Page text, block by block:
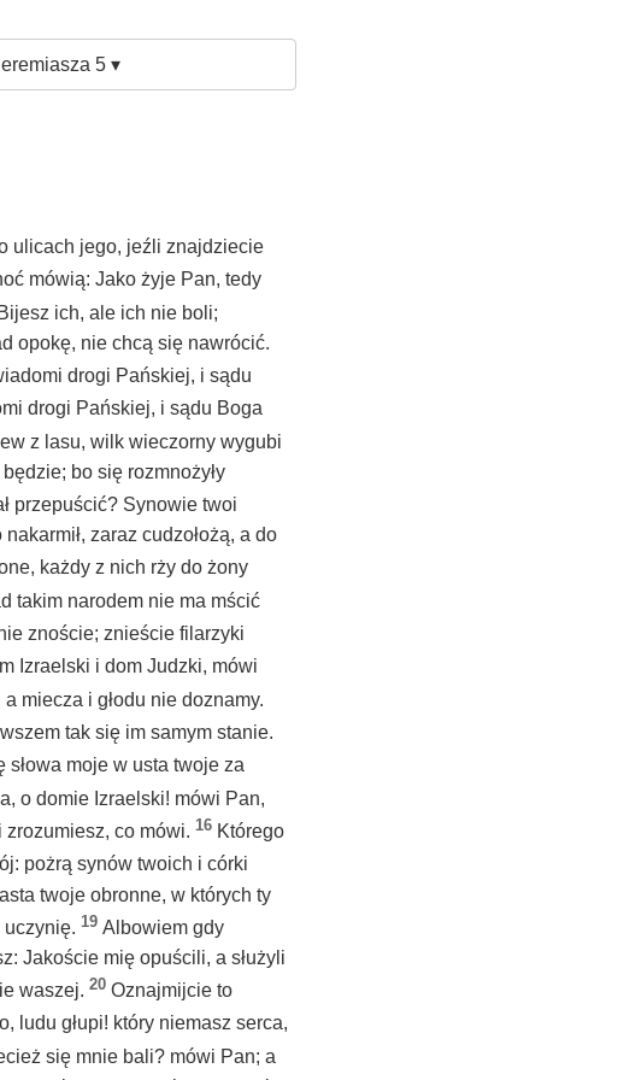
5 ▾
ulicach jego, jeźli znajdziecie
mówią: Jako żyje Pan, tedy
ich, ale ich nie boli;
opokę, nie chcą się nawrócić.
drogi Pańskiej, i sądu
drogi Pańskiej, i sądu Boga
z lasu, wilk wieczorny wygubi
bo się rozmnożyły
przepuścić? Synowie twoi
zaraz cudzołożą, a do
każdy z nich rży do żony
takim narodem nie ma mścić
znoście; znieście filarzyki
Izraelski i dom Judzki, mówi
miecza i głodu nie doznamy.
tak się im samym stanie.
słowa moje w usta twoje za
o domie Izraelski! mówi Pan,
co mówi. 16 Którego
pożrą synów twoich i córki
twoje obronne, w których ty
19 Albowiem gdy
Jakoście mię opuścili, a służyli
waszej. 20 Oznajmijcie to
ludu głupi! który niemasz serca,
się mnie bali? mówi Pan; a